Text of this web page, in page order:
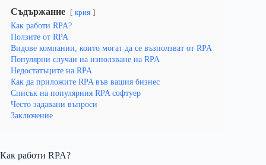
Съдържание крия
Как работи RPA?
Ползите от RPA
Видове компании, които могат да се възползват от RPA
Популярни случаи на използване на RPA
Недостатъците на RPA
Как да приложите RPA във вашия бизнес
Списък на популярния RPA софтуер
Често задавани въпроси
Заключение
Как работи RPA?